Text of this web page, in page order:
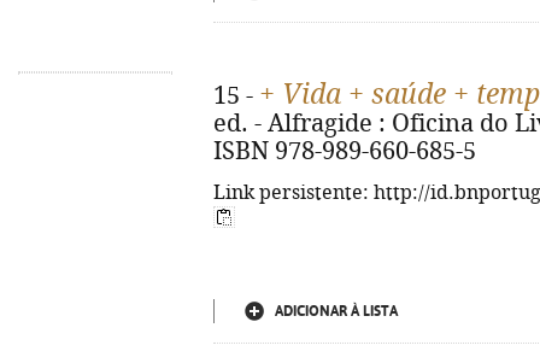
15 - + Vida + saúde +
ed. - Alfragide : Oficina do
ISBN 978-989-660-685-5
Link persistente: http://
ADICIONAR À LISTA